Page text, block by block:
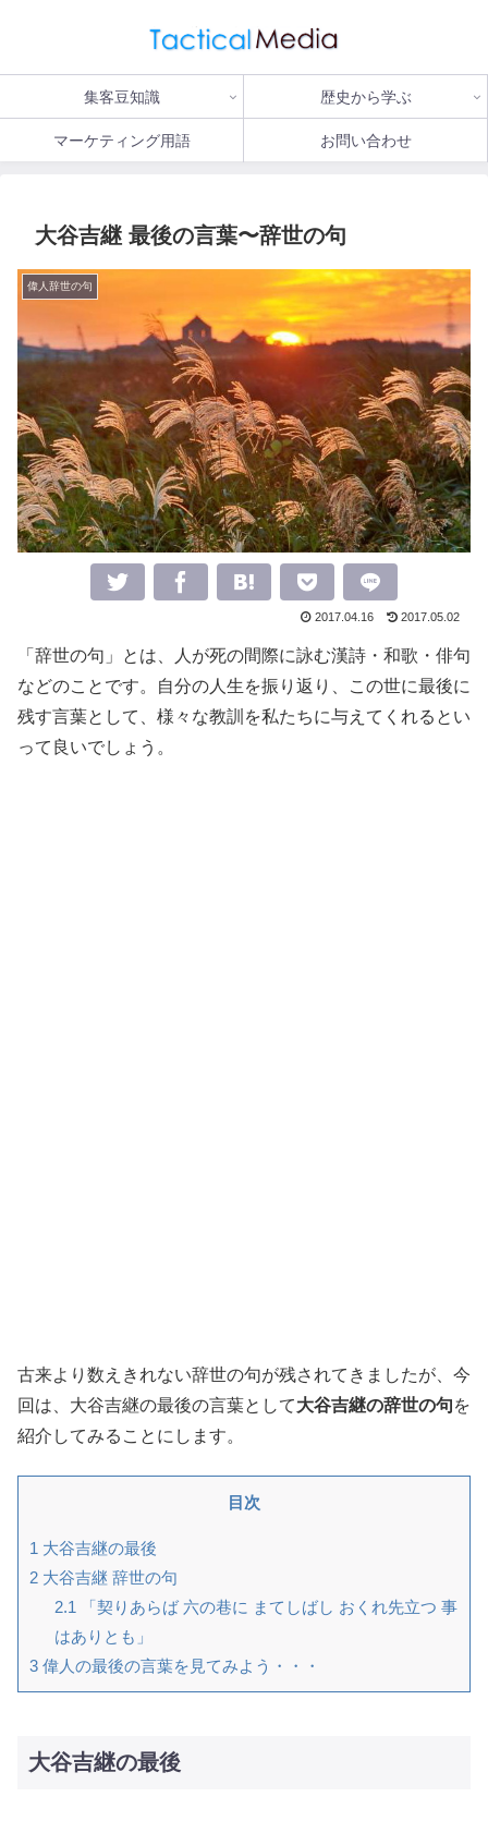
集客豆知識 歴史から学ぶ
マーケティング用語 お問い合わせ
大谷吉継 最後の言葉〜辞世の句
偉人辞世の句
2017.04.16 2017.05.02
「辞世の句」とは、人が死の間際に詠む漢詩・和歌・俳句
などのことです。自分の人生を振り返り、この世に最後に
残す言葉として、様々な教訓を私たちに与えてくれるとい
って良いでしょう。
古来より数えきれない辞世の句が残されてきましたが、今
回は、大谷吉継の最後の言葉として大谷吉継の辞世の句を
紹介してみることにします。
目次
1 大谷吉継の最後
2 大谷吉継 辞世の句
2.1 「契りあらば 六の巷に まてしばし おくれ先立つ 事
はありとも」
3 偉人の最後の言葉を見てみよう・・・
大谷吉継の最後